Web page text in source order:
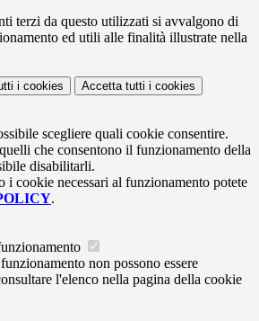
terzi da questo utilizzati si avvalgono di
ed utili alle finalità illustrate nella
i cookies Accetta tutti i cookies
scegliere quali cookie consentire.
che consentono il funzionamento della
disabilitarli.
i cookie necessari al funzionamento potete
.
non possono essere
l'elenco nella pagina della cookie